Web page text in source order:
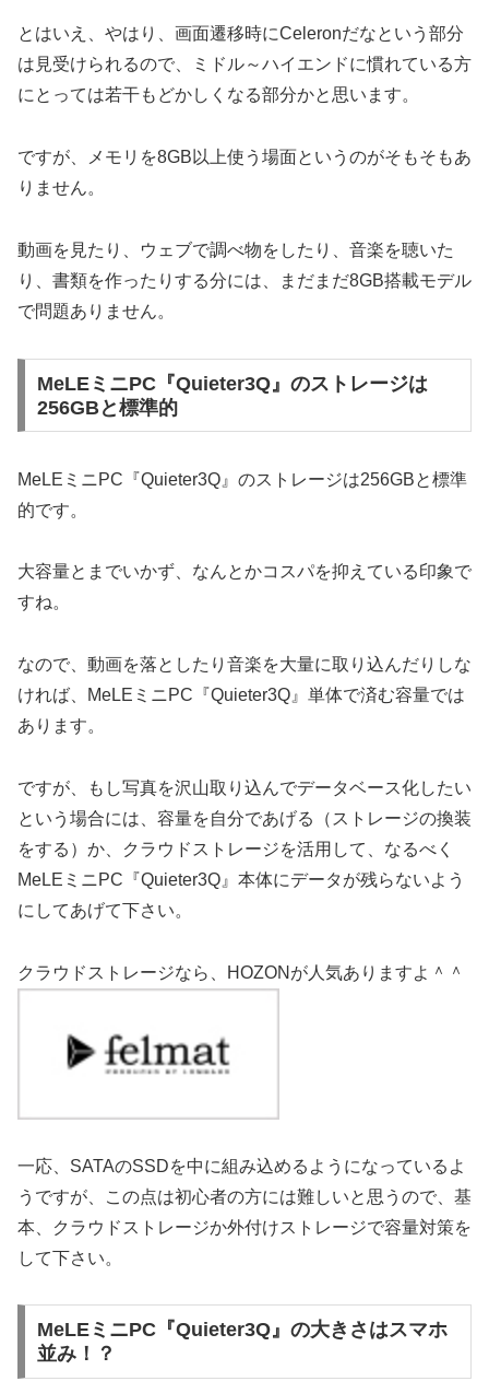
とはいえ、やはり、画面遷移時にCeleronだなという部分
は見受けられるので、ミドル～ハイエンドに慣れている方
にとっては若干もどかしくなる部分かと思います。
ですが、メモリを8GB以上使う場面というのがそもそもあ
りません。
動画を見たり、ウェブで調べ物をしたり、音楽を聴いた
り、書類を作ったりする分には、まだまだ8GB搭載モデル
で問題ありません。
MeLEミニPC『Quieter3Q』のストレージは
256GBと標準的
MeLEミニPC『Quieter3Q』のストレージは256GBと標準
的です。
大容量とまでいかず、なんとかコスパを抑えている印象で
すね。
なので、動画を落としたり音楽を大量に取り込んだりしな
ければ、MeLEミニPC『Quieter3Q』単体で済む容量では
あります。
ですが、もし写真を沢山取り込んでデータベース化したい
という場合には、容量を自分であげる（ストレージの換装
をする）か、クラウドストレージを活用して、なるべく
MeLEミニPC『Quieter3Q』本体にデータが残らないよう
にしてあげて下さい。
クラウドストレージなら、HOZONが人気ありますよ＾＾
一応、SATAのSSDを中に組み込めるようになっているよ
うですが、この点は初心者の方には難しいと思うので、基
本、クラウドストレージか外付けストレージで容量対策を
して下さい。
MeLEミニPC『Quieter3Q』の大きさはスマホ
並み！？